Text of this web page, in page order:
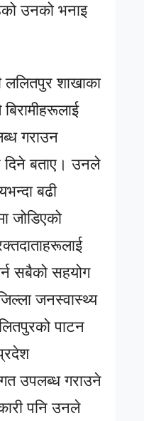
उनको भनाइ
शाखाका
गराउन
दिने बताए। उनले
बढी
जोडिएको
सबैको सहयोग
जनस्वास्थ्य
पाटन
उपलब्ध गराउने
पनि उनले